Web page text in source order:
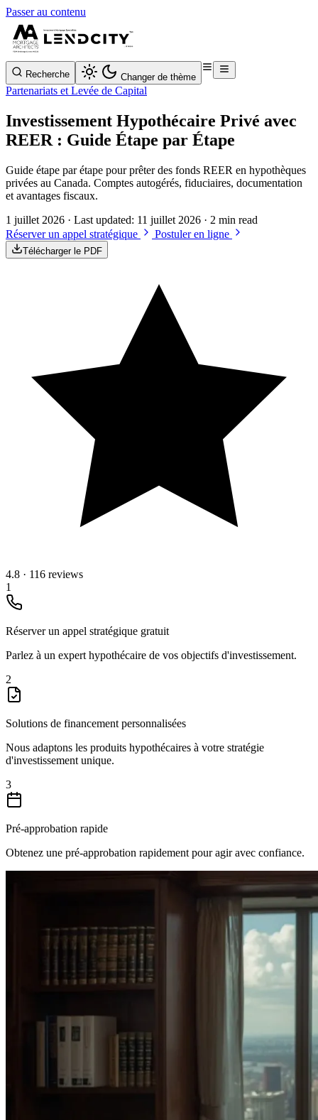
Passer au contenu
Recherche Changer de thème
Partenariats et Levée de Capital
Investissement Hypothécaire Privé avec
REER : Guide Étape par Étape
Guide étape par étape pour prêter des fonds REER en hypothèques
privées au Canada. Comptes autogérés, fiduciaires, documentation
et avantages fiscaux.
1 juillet 2026 · Last updated: 11 juillet 2026 · 2 min read
Réserver un appel stratégique
Postuler en ligne
Télécharger le PDF
4.8 · 116 reviews
1
Réserver un appel stratégique gratuit
Parlez à un expert hypothécaire de vos objectifs d'investissement.
2
Solutions de financement personnalisées
Nous adaptons les produits hypothécaires à votre stratégie
d'investissement unique.
3
Pré-approbation rapide
Obtenez une pré-approbation rapidement pour agir avec confiance.